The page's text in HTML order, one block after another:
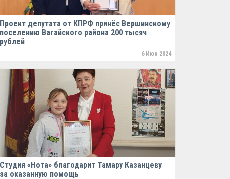
Проект депутата от КПРФ принёс Вершинскому
поселению Вагайского района 200 тысяч
рублей
6 Июн 2024
Студия «Нота» благодарит Тамару Казанцеву
за оказанную помощь